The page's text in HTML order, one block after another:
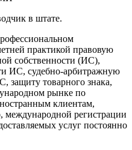
в штате.
практикой правовую
собственности (ИС),
ИС, судебно-арбитражную
защиту товарного знака,
рынке по
клиентам,
регистрации
услуг постоянно